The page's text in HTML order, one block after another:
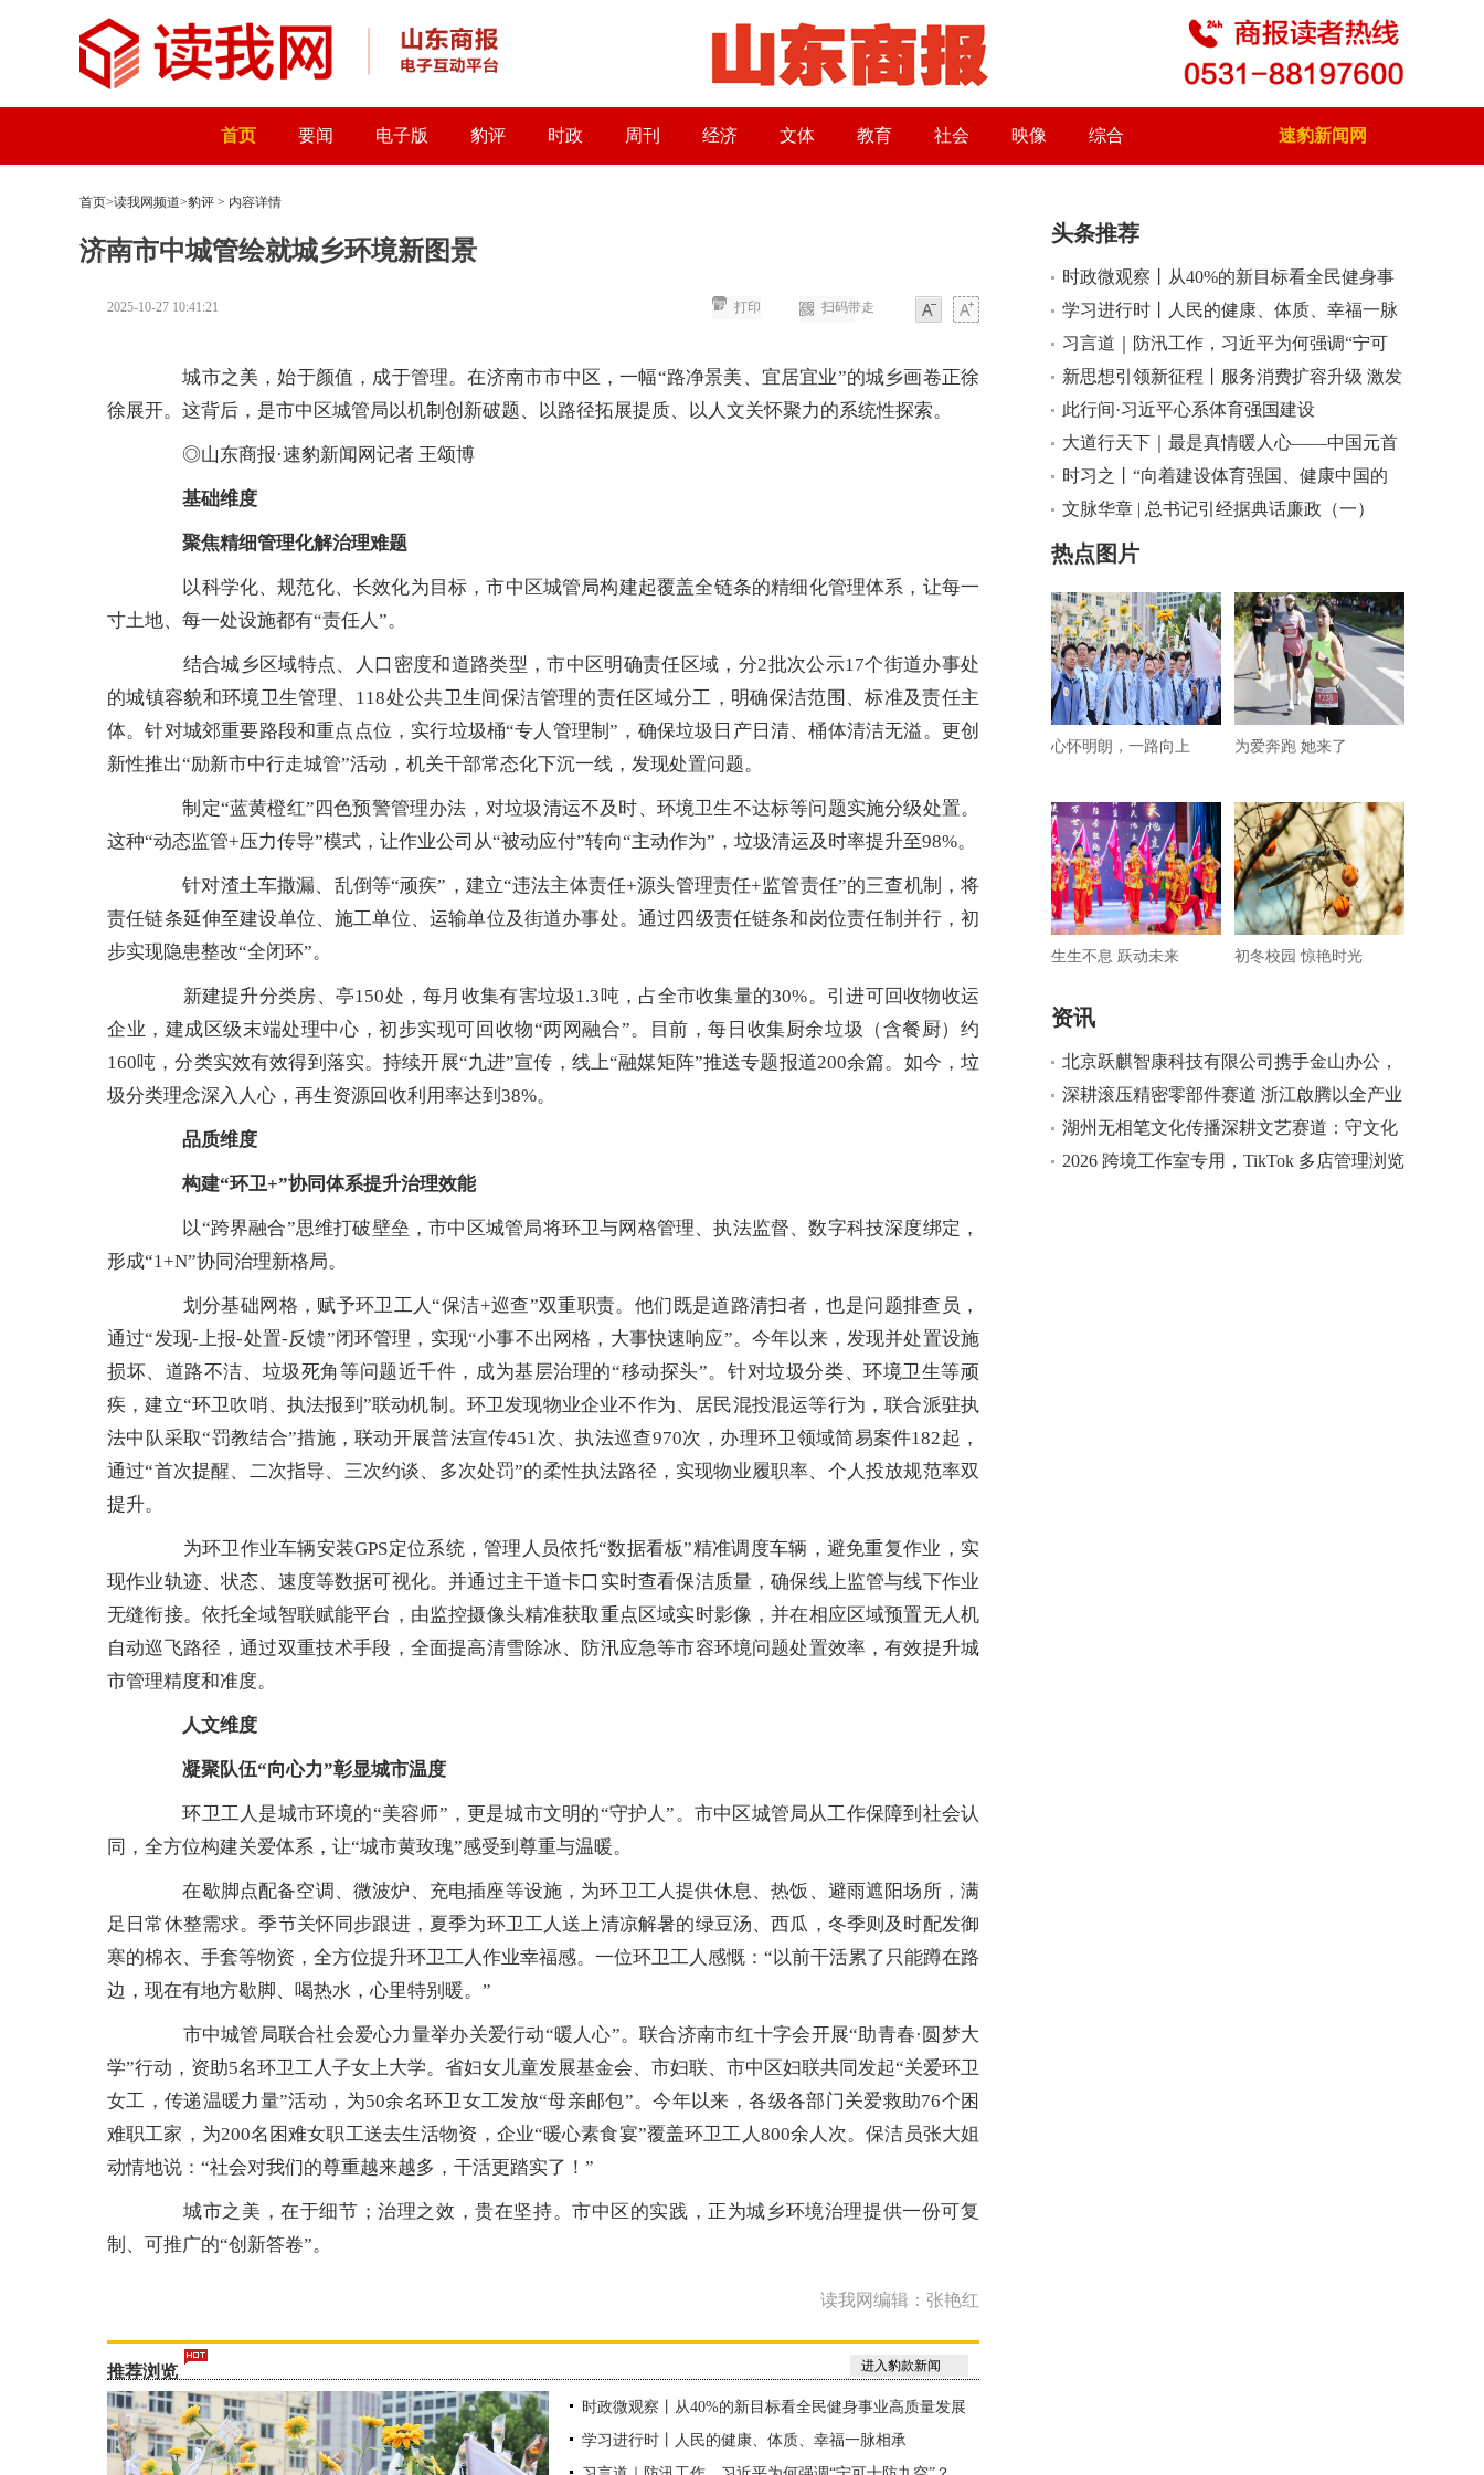
首页 要闻 电子版 豹评 时政 周刊 经济 文体 教育 社会 映像 综合 速豹新闻网
首页>读我网频道>豹评 > 内容详情
济南市中城管绘就城乡环境新图景
2025-10-27 10:41:21
大
扫码带走
打印
城市之美，始于颜值，成于管理。在济南市市中区，一幅“路净景美、宜居宜业”的城乡画卷正徐
徐展开。这背后，是市中区城管局以机制创新破题、以路径拓展提质、以人文关怀聚力的系统性探索。
◎山东商报·速豹新闻网记者 王颂博
基础维度
聚焦精细管理化解治理难题
以科学化、规范化、长效化为目标，市中区城管局构建起覆盖全链条的精细化管理体系，让每一
寸土地、每一处设施都有“责任人”。
结合城乡区域特点、人口密度和道路类型，市中区明确责任区域，分2批次公示17个街道办事处
的城镇容貌和环境卫生管理、118处公共卫生间保洁管理的责任区域分工，明确保洁范围、标准及责任主
体。针对城郊重要路段和重点点位，实行垃圾桶“专人管理制”，确保垃圾日产日清、桶体清洁无溢。更创
新性推出“励新市中行走城管”活动，机关干部常态化下沉一线，发现处置问题。
制定“蓝黄橙红”四色预警管理办法，对垃圾清运不及时、环境卫生不达标等问题实施分级处置。
这种“动态监管+压力传导”模式，让作业公司从“被动应付”转向“主动作为”，垃圾清运及时率提升至98%。
针对渣土车撒漏、乱倒等“顽疾”，建立“违法主体责任+源头管理责任+监管责任”的三查机制，将
责任链条延伸至建设单位、施工单位、运输单位及街道办事处。通过四级责任链条和岗位责任制并行，初
步实现隐患整改“全闭环”。
新建提升分类房、亭150处，每月收集有害垃圾1.3吨，占全市收集量的30%。引进可回收物收运
企业，建成区级末端处理中心，初步实现可回收物“两网融合”。目前，每日收集厨余垃圾（含餐厨）约
160吨，分类实效有效得到落实。持续开展“九进”宣传，线上“融媒矩阵”推送专题报道200余篇。如今，垃
圾分类理念深入人心，再生资源回收利用率达到38%。
品质维度
构建“环卫+”协同体系提升治理效能
以“跨界融合”思维打破壁垒，市中区城管局将环卫与网格管理、执法监督、数字科技深度绑定，
形成“1+N”协同治理新格局。
划分基础网格，赋予环卫工人“保洁+巡查”双重职责。他们既是道路清扫者，也是问题排查员，
通过“发现-上报-处置-反馈”闭环管理，实现“小事不出网格，大事快速响应”。今年以来，发现并处置设施
损坏、道路不洁、垃圾死角等问题近千件，成为基层治理的“移动探头”。针对垃圾分类、环境卫生等顽
疾，建立“环卫吹哨、执法报到”联动机制。环卫发现物业企业不作为、居民混投混运等行为，联合派驻执
法中队采取“罚教结合”措施，联动开展普法宣传451次、执法巡查970次，办理环卫领域简易案件182起，
通过“首次提醒、二次指导、三次约谈、多次处罚”的柔性执法路径，实现物业履职率、个人投放规范率双
提升。
为环卫作业车辆安装GPS定位系统，管理人员依托“数据看板”精准调度车辆，避免重复作业，实
现作业轨迹、状态、速度等数据可视化。并通过主干道卡口实时查看保洁质量，确保线上监管与线下作业
无缝衔接。依托全域智联赋能平台，由监控摄像头精准获取重点区域实时影像，并在相应区域预置无人机
自动巡飞路径，通过双重技术手段，全面提高清雪除冰、防汛应急等市容环境问题处置效率，有效提升城
市管理精度和准度。
人文维度
凝聚队伍“向心力”彰显城市温度
环卫工人是城市环境的“美容师”，更是城市文明的“守护人”。市中区城管局从工作保障到社会认
同，全方位构建关爱体系，让“城市黄玫瑰”感受到尊重与温暖。
在歇脚点配备空调、微波炉、充电插座等设施，为环卫工人提供休息、热饭、避雨遮阳场所，满
足日常休整需求。季节关怀同步跟进，夏季为环卫工人送上清凉解暑的绿豆汤、西瓜，冬季则及时配发御
寒的棉衣、手套等物资，全方位提升环卫工人作业幸福感。一位环卫工人感慨：“以前干活累了只能蹲在路
边，现在有地方歇脚、喝热水，心里特别暖。”
市中城管局联合社会爱心力量举办关爱行动“暖人心”。联合济南市红十字会开展“助青春·圆梦大
学”行动，资助5名环卫工人子女上大学。省妇女儿童发展基金会、市妇联、市中区妇联共同发起“关爱环卫
女工，传递温暖力量”活动，为50余名环卫女工发放“母亲邮包”。今年以来，各级各部门关爱救助76个困
难职工家，为200名困难女职工送去生活物资，企业“暖心素食宴”覆盖环卫工人800余人次。保洁员张大姐
动情地说：“社会对我们的尊重越来越多，干活更踏实了！”
城市之美，在于细节；治理之效，贵在坚持。市中区的实践，正为城乡环境治理提供一份可复
制、可推广的“创新答卷”。
读我网编辑：张艳红
推荐浏览 进入豹款新闻
时政微观察丨从40%的新目标看全民健身事业高质量发展
学习进行时丨人民的健康、体质、幸福一脉相承
头条推荐
时政微观察丨从40%的新目标看全民健身事
业高质量发展
学习进行时丨人民的健康、体质、幸福一脉
相承
习言道｜防汛工作，习近平为何强调“宁可
十防九空”？
新思想引领新征程丨服务消费扩容升级 激发
内需新活力
此行间·习近平心系体育强国建设
大道行天下｜最是真情暖人心——中国元首
外交的世界情怀与大国气派
时习之丨“向着建设体育强国、健康中国的
目标不断迈进”
文脉华章 | 总书记引经据典话廉政（一）
热点图片
心怀明朗，一路向上 为爱奔跑 她来了
生生不息 跃动未来 初冬校园 惊艳时光
资讯
北京跃麒智康科技有限公司携手金山办公，
助力政企客户实现办公软件国产化替代
深耕滚压精密零部件赛道 浙江啟腾以全产业
链实力打造汽车配套标杆
湖州无相笔文化传播深耕文艺赛道：守文化
根脉 用创新赋能大众美育
2026 跨境工作室专用，TikTok 多店管理浏览